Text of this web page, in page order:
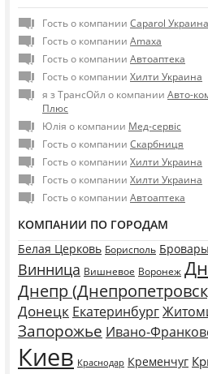
Гость о компании Caparol Украина
Гость о компании Amaxa
Гость о компании Автоаптека
Гость о компании Хилти Украина
я з ТрансОйл о компании Авто-
Плюс
Юлія о компании Мед-сервіс
Гость о компании Скарбниця
Гость о компании Хилти Украина
Гость о компании Хилти Украина
Гость о компании Автоаптека
КОМПАНИИ ПО ГОРОДАМ
Белая Церковь Борисполь Бровары
Винница Вишневое Воронеж
Днепр
Донецк Екатеринбург
Запорожье Ивано-
Киев Краснодар Кременчуг